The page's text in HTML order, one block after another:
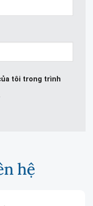
tôi trong trình
hệ